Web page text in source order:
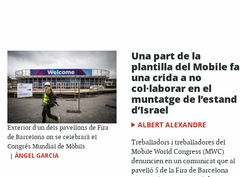
Exterior d'un dels pavellons de Fira
de Barcelona on se celebrarà el
Congrés Mundial de Mòbils
| ÀNGEL GARCIA
Una part de la
plantilla del Mobile fa
una crida a no
col·laborar en el
muntatge de l’estand
d’Israel
ALBERT ALEXANDRE
Treballadors i treballadores del
Mobile World Congress (MWC)
denuncien en un comunicat que al
pavelló 5 de la Fira de Barcelona